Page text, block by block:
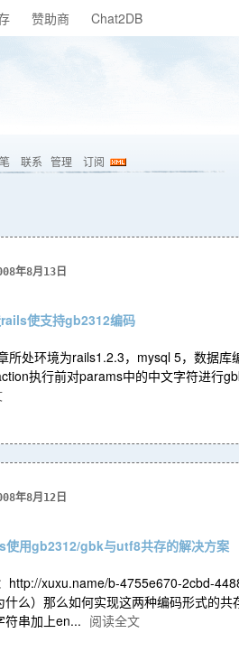
赞助商 Chat2DB
联系 管理 订阅
年8月13日
rails使支持gb2312编码
所处环境为rails1.2.3，mysql 5，数据
执行前对params中的中文字符进行
年8月12日
使用gb2312/gbk与utf8共存的解决方案
http://xuxu.name/b-4755e670-2cbd-
什么）那么如何实现这两种编码形式的
符串加上en... 阅读全文